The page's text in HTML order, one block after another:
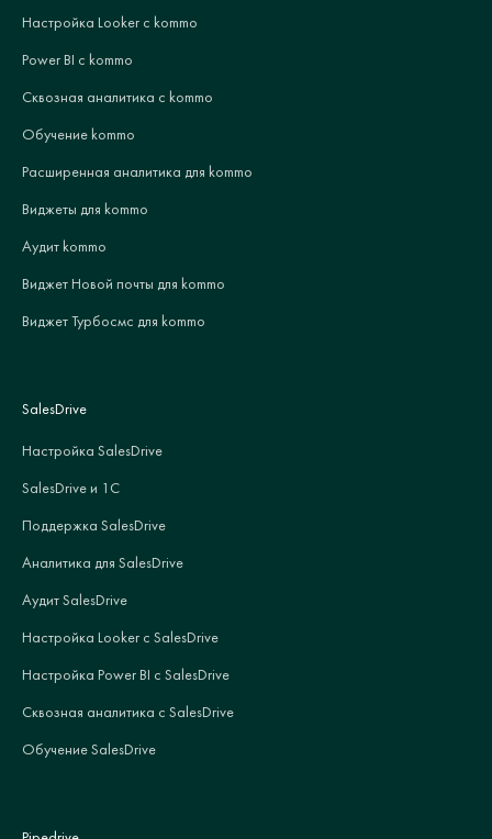
Настройка Looker с kommo
Power BI с kommo
Сквозная аналитика с kommo
Обучение kommo
Расширенная аналитика для kommo
Виджеты для kommo
Аудит kommo
Виджет Новой почты для kommo
Виджет Турбосмс для kommo
SalesDrive
Настройка SalesDrive
SalesDrive и 1С
Поддержка SalesDrive
Аналитика для SalesDrive
Аудит SalesDrive
Настройка Looker с SalesDrive
Настройка Power BI с SalesDrive
Сквозная аналитика с SalesDrive
Обучение SalesDrive